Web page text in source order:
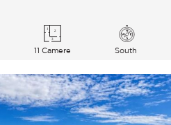
11 Camere South